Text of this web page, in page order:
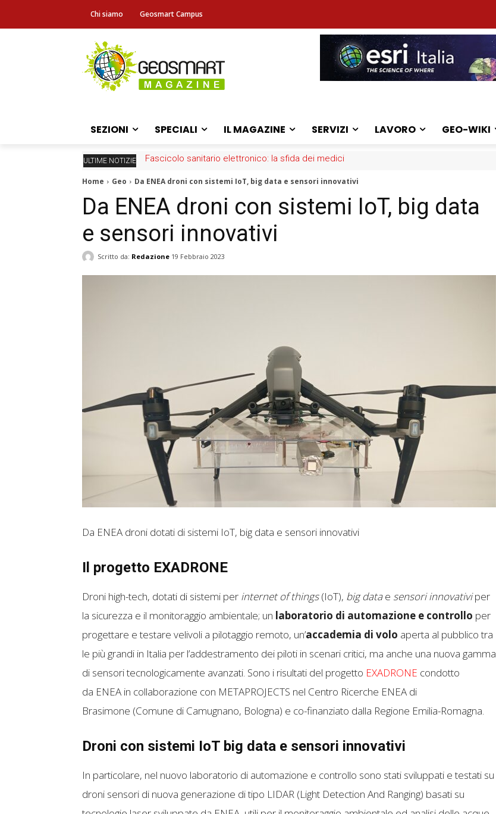
Chi siamo Geosmart Campus
SEZIONI SPECIALI IL MAGAZINE SERVIZI LAVORO GEO-WIKI
ULTIME NOTIZIE Fascicolo sanitario elettronico: la sfida dei medici
Home Geo Da ENEA droni con sistemi IoT, big data e sensori innovativi
Da ENEA droni con sistemi IoT, big data
e sensori innovativi
Scritto da: Redazione 19 Febbraio 2023
Da ENEA droni dotati di sistemi IoT, big data e sensori innovativi
Il progetto EXADRONE
Droni high-tech, dotati di sistemi per internet of things(IoT), big datae sensori innovativiper
la sicurezza e il monitoraggio ambientale; un laboratorio di automazione e controllo per
progettare e testare velivoli a pilotaggio remoto, un’accademia di volo aperta al pubblico tra
le più grandi in Italia per l’addestramento dei piloti in scenari critici, ma anche una nuova gamma
di sensori tecnologicamente avanzati. Sono i risultati del progetto EXADRONE condotto
da ENEA in collaborazione con METAPROJECTS nel Centro Ricerche ENEA di
Brasimone (Comune di Camugnano, Bologna) e co-finanziato dalla Regione Emilia-Romagna.
Droni con sistemi IoT big data e sensori innovativi
In particolare, nel nuovo laboratorio di automazione e controllo sono stati sviluppati e testati su
droni sensori di nuova generazione di tipo LIDAR (Light Detection And Ranging) basati su